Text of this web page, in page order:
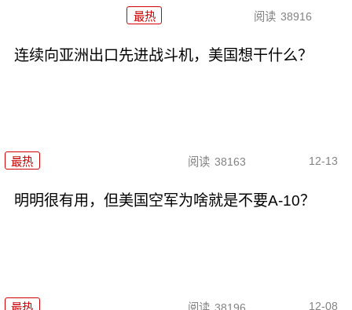
最热 阅读 38916
连续向亚洲出口先进战斗机，美国想干什么？
最热 阅读 38163 12-13
明明很有用，但美国空军为啥就是不要A-10？
最热 阅读 38196 12-08